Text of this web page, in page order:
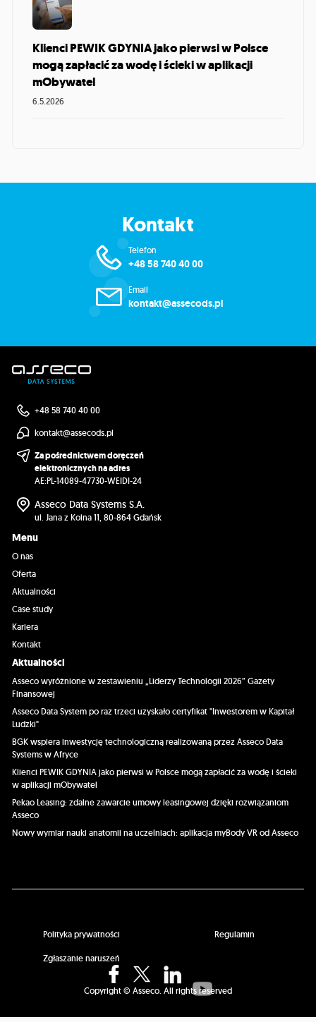
Klienci PEWIK GDYNIA jako pierwsi w Polsce
mogą zapłacić za wodę i ścieki w aplikacji
mObywatel
6.5.2026
Kontakt
Telefon
+48 58 740 40 00
Email
kontakt@assecods.pl
+48 58 740 40 00
kontakt@assecods.pl
Za pośrednictwem doręczeń
elektronicznych na adres
AE:PL-14089-47730-WEIDI-24
Asseco Data Systems S.A.
ul. Jana z Kolna 11, 80-864 Gdańsk
Menu
O nas
Oferta
Aktualności
Case study
Kariera
Kontakt
Aktualności
Asseco wyróżnione w zestawieniu „Liderzy Technologii 2026” Gazety
Finansowej
Asseco Data System po raz trzeci uzyskało certyfikat "Inwestorem w Kapitał
Ludzki"
BGK wspiera inwestycję technologiczną realizowaną przez Asseco Data
Systems w Afryce
Klienci PEWIK GDYNIA jako pierwsi w Polsce mogą zapłacić za wodę i ścieki
w aplikacji mObywatel
Pekao Leasing: zdalne zawarcie umowy leasingowej dzięki rozwiązaniom
Asseco
Nowy wymiar nauki anatomii na uczelniach: aplikacja myBody VR od Asseco
Polityka prywatności Regulamin
Zgłaszanie naruszeń
Copyright © Asseco. All rights reserved